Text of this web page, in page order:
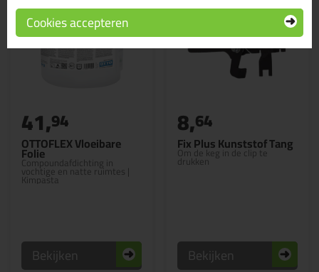
OTTOFLEX Vloeibare
Folie
Compoundafdichting in
vochtige en natte ruimtes |
Kimpasta
41,94
Bekijken
Fix Plus Kunststof Tang
Om de keg in de clip te
drukken
8,64
Bekijken
Cookies accepteren